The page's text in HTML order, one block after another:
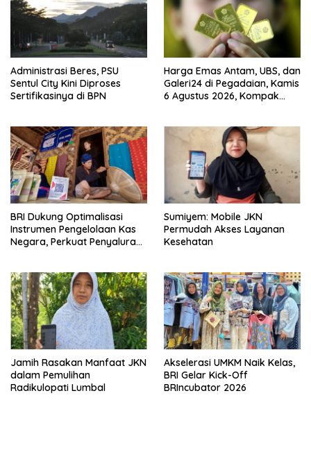
Administrasi Beres, PSU
Sentul City Kini Diproses
Sertifikasinya di BPN
Harga Emas Antam, UBS, dan
Galeri24 di Pegadaian, Kamis
6 Agustus 2026, Kompak
BRI Dukung Optimalisasi
Instrumen Pengelolaan Kas
Negara, Perkuat Penyaluran
Sumiyem: Mobile JKN
Permudah Akses Layanan
Kesehatan
Jamih Rasakan Manfaat JKN
dalam Pemulihan
Radikulopati Lumbal
Akselerasi UMKM Naik Kelas,
BRI Gelar Kick-Off
BRIncubator 2026